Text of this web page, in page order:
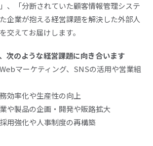
、「分断されていた顧客情報管理システ
企業が抱える経営課題を解決した外部人
交えてお届けします。
次のような経営課題に向き合います
Webマーケティング、 SNSの活用や営業組
効率化や生産性の向上
や製品の企画・開発や販路拡大
採用強化や人事制度の再構築